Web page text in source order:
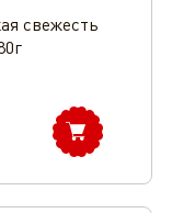
свежесть